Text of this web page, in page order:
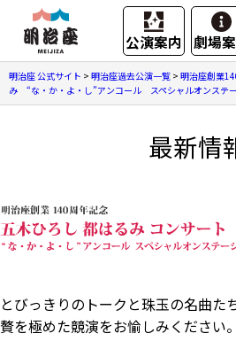
公演案内 劇場
明治座 公式サイト > 明治座過去公演一覧 > 明治座創業
み “な・か・よ・し”アンコール スペシャルオンステ
最新情
とびっきりのトークと珠玉の名曲た
贅を極めた競演をお愉しみください。